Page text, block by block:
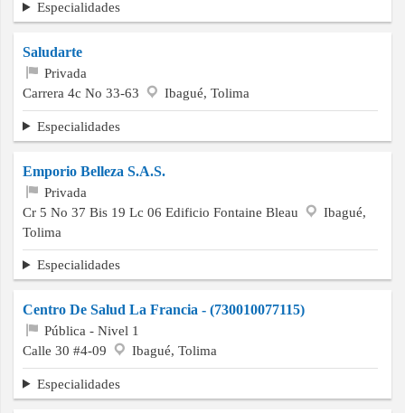
Especialidades
Saludarte
Privada
Carrera 4c No 33-63
Ibagué, Tolima
Especialidades
Emporio Belleza S.A.S.
Privada
Cr 5 No 37 Bis 19 Lc 06 Edificio Fontaine Bleau
Ibagué,
Tolima
Especialidades
Centro De Salud La Francia - (730010077115)
Pública - Nivel 1
Calle 30 #4-09
Ibagué, Tolima
Especialidades